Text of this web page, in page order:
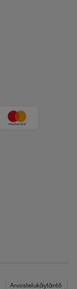
Arvostelukäytäntö